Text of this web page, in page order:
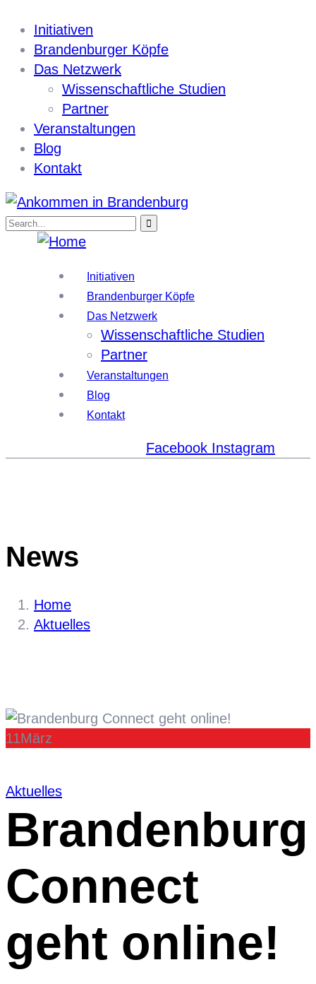
Initiativen
Brandenburger Köpfe
Das Netzwerk
Wissenschaftliche Studien
Partner
Veranstaltungen
Blog
Kontakt
Initiativen
Brandenburger Köpfe
Das Netzwerk
Wissenschaftliche Studien
Partner
Veranstaltungen
Blog
Kontakt
Facebook Instagram
News
Home
Aktuelles
11März
Aktuelles
Brandenburg
Connect
geht online!